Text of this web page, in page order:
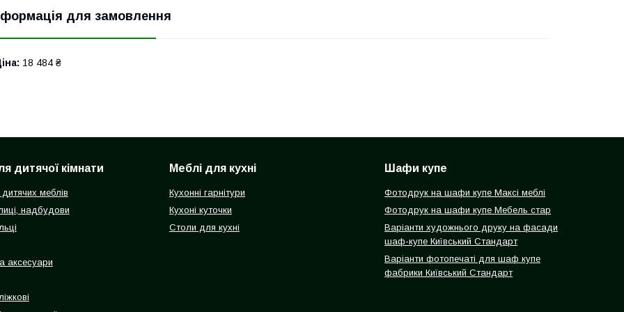
для замовлення
18 484 ₴
дитячої кімнати
меблів
надбудови
аксесуари
Меблі для кухні
Кухонні гарнітури
Кухоні куточки
Столи для кухні
Шафи купе
Фотодрук на шафи купе Максі меблі
Фотодрук на шафи купе Мебель стар
Варіанти художнього друку на фасади
шаф-купе Київський Стандарт
Варіанти фотопечаті для шаф купе
фабрики Київський Стандарт